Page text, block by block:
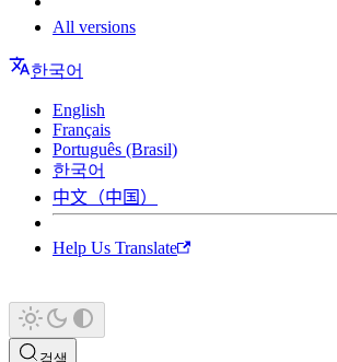
All versions
한국어
English
Français
Português (Brasil)
한국어
中文（中国）
Help Us Translate
검색